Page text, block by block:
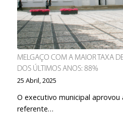
MELGAÇO COM A MAIOR TAXA
DOS ÚLTIMOS ANOS: 88%
25 Abril, 2025
O executivo municipal aprovou
referente…